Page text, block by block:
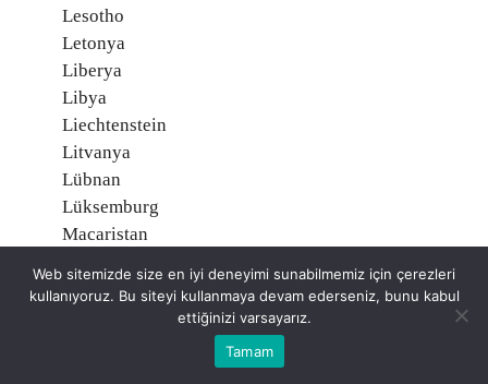
Lesotho
Letonya
Liberya
Libya
Liechtenstein
Litvanya
Lübnan
Lüksemburg
Macaristan
Makau (Makao)
Web sitemizde size en iyi deneyimi sunabilmemiz için çerezleri
kullanıyoruz. Bu siteyi kullanmaya devam ederseniz, bunu kabul
ettiğinizi varsayarız.
Tamam